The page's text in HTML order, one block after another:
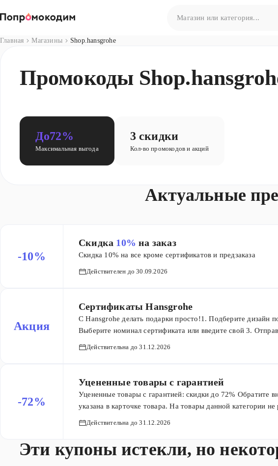
Попробуйте сформулировать
Главная Магазины Shop.hansgrohe
Промокоды
До72%
Максимальная выгода
3 скидки
Кол-во промокодов и акций
Актуальные
-10%
Скидка 10%на заказ
Скидка 10% на все кроме сертификатов и предзаказа
Действителен до 30.09.2026
Акция
Сертификаты Hansgrohe
С Hansgrohe делать подарки просто!1. Подберите дизайн
Выберите номинал сертификата или введите свой 3.
Действительна до 31.12.2026
-72%
Уцененные товары с гарантией
Уцененные товары с гарантией: скидки до 72% Обратите
указана в карточке товара. На товары данной категории не
Действительна до 31.12.2026
Эти купоны истекли, но